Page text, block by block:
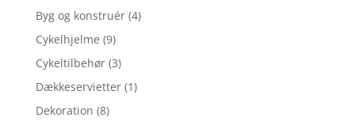
Byg og konstruér (4)
Cykelhjelme (9)
Cykeltilbehør (3)
Dækkeservietter (1)
Dekoration (8)